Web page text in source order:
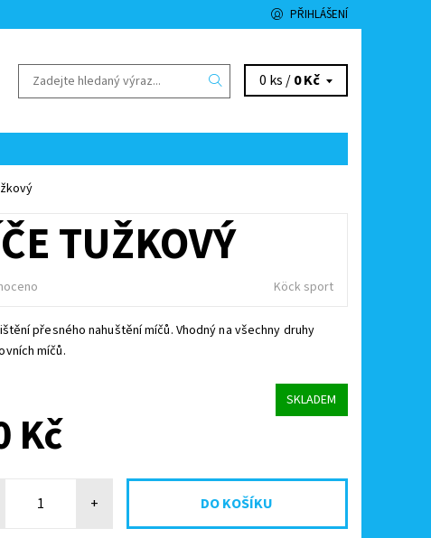
PŘIHLÁŠENÍ
0 ks /0 Kč
TUŽKOVÝ
Köck sport
přesného nahuštění míčů. Vhodný na všechny druhy
míčů.
SKLADEM
Kč
+